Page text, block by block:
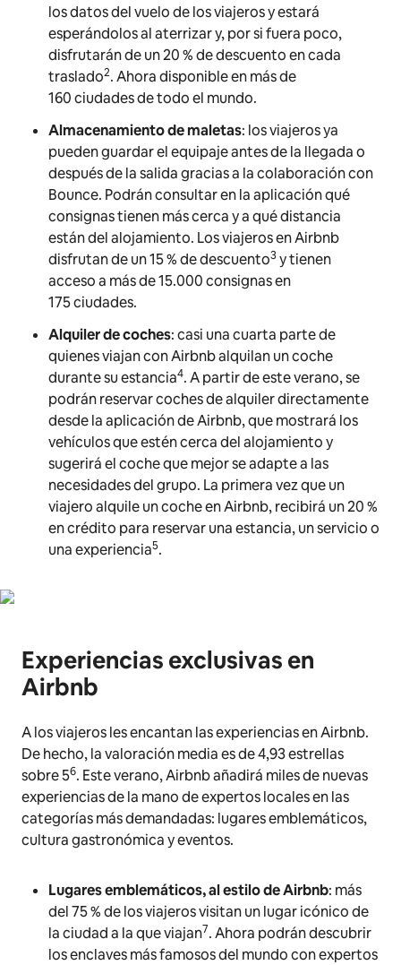
los datos del vuelo de los viajeros y estará
esperándolos al aterrizar y, por si fuera poco,
disfrutarán de un 20 % de descuento en cada
traslado2. Ahora disponible en más de
160 ciudades de todo el mundo.
Almacenamiento de maletas: los viajeros ya
pueden guardar el equipaje antes de la llegada o
después de la salida gracias a la colaboración con
Bounce. Podrán consultar en la aplicación qué
consignas tienen más cerca y a qué distancia
están del alojamiento. Los viajeros en Airbnb
disfrutan de un 15 % de descuento3y tienen
acceso a más de 15.000 consignas en
175 ciudades.
Alquiler de coches: casi una cuarta parte de
quienes viajan con Airbnb alquilan un coche
durante su estancia4. A partir de este verano, se
podrán reservar coches de alquiler directamente
desde la aplicación de Airbnb, que mostrará los
vehículos que estén cerca del alojamiento y
sugerirá el coche que mejor se adapte a las
necesidades del grupo. La primera vez que un
viajero alquile un coche en Airbnb, recibirá un 20 %
en crédito para reservar una estancia, un servicio o
una experiencia5.
Experiencias exclusivas en
Airbnb
A los viajeros les encantan las experiencias en Airbnb.
De hecho, la valoración media es de 4,93 estrellas
sobre 56. Este verano, Airbnb añadirá miles de nuevas
experiencias de la mano de expertos locales en las
categorías más demandadas: lugares emblemáticos,
cultura gastronómica y eventos.
Lugares emblemáticos, al estilo de Airbnb: más
del 75 % de los viajeros visitan un lugar icónico de
la ciudad a la que viajan7. Ahora podrán descubrir
los enclaves más famosos del mundo con expertos